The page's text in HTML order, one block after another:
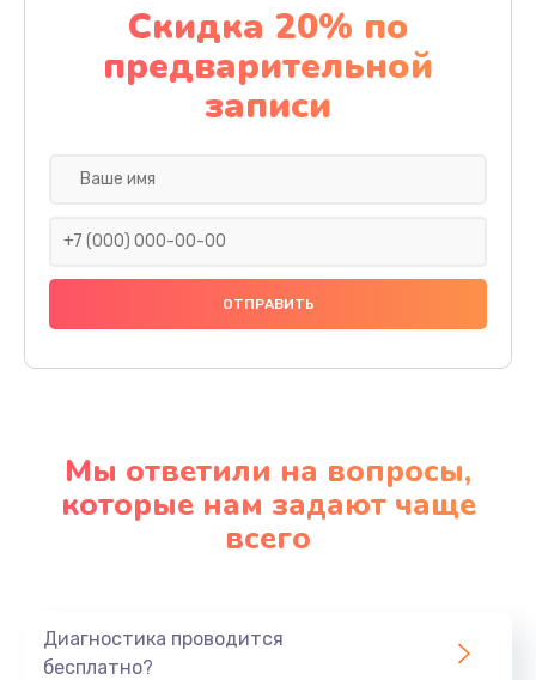
Скидка 20% по
предварительной
записи
Мы ответили на вопросы,
которые нам задают чаще
всего
Диагностика проводится
бесплатно?